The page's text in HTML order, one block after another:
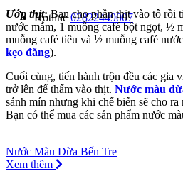
Hotline02822449007
Ướp thịt:Bạn cho phần thịt vào tô rồi
nước mắm, 1 muỗng café bột ngọt, ½
muỗng café tiêu và ½ muỗng café
kẹo đắng).
Cuối cùng, tiến hành trộn đều các gia
trở lên để thấm vào thịt. Nước màu
sánh mín nhưng khi chế biến sẽ cho ra
Bạn có thể mua các sản phẩm nước
Nước Màu Dừa Bến Tre
Xem thêm